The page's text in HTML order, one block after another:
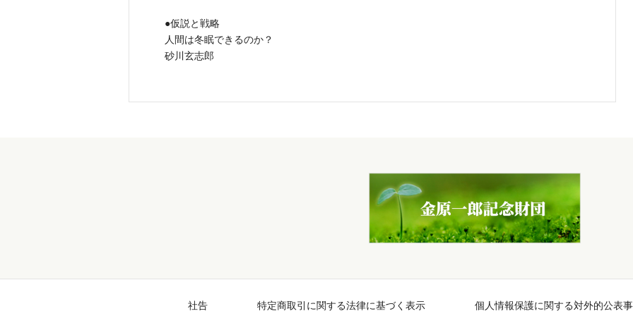
●仮説と戦略
人間は冬眠できるのか？
砂川玄志郎
社告 特定商取引に関する法律に基づく表示 個人情報保護に関する対外的公表